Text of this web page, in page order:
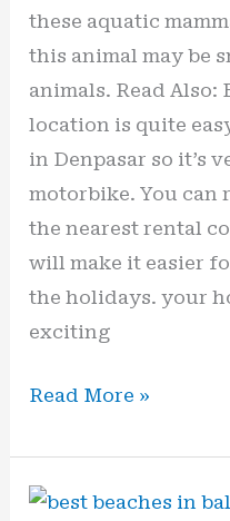
these aquatic
this animal may be
animals. Read
location is quite
in Denpasar so it’s
motorbike. You can
the nearest rental
will make it easier
the holidays. your
exciting
Read More »
Best